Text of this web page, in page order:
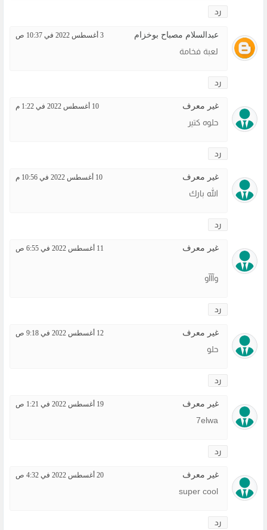
رد
عبدالسلام مصباح بوخزام 3 أغسطس 2022 في 10:37 ص
لعبة فخامة
رد
غير معرف 10 أغسطس 2022 في 1:22 م
حلوه كتير
رد
غير معرف 10 أغسطس 2022 في 10:56 م
الله بارك
رد
غير معرف 11 أغسطس 2022 في 6:55 ص
وآآآو
رد
غير معرف 12 أغسطس 2022 في 9:18 ص
حلو
رد
غير معرف 19 أغسطس 2022 في 1:21 ص
7elwa
رد
غير معرف 20 أغسطس 2022 في 4:32 ص
super cool
رد